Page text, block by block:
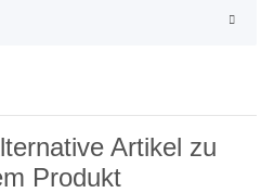
Artikel zu
Produkt